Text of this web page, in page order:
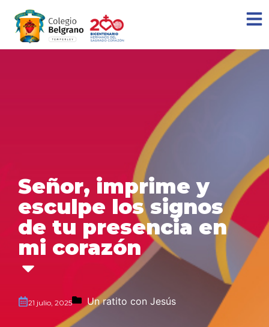
Señor, imprime y
esculpe los signos
de tu presencia en
mi corazón
21 julio, 2025 Un ratito con Jesús